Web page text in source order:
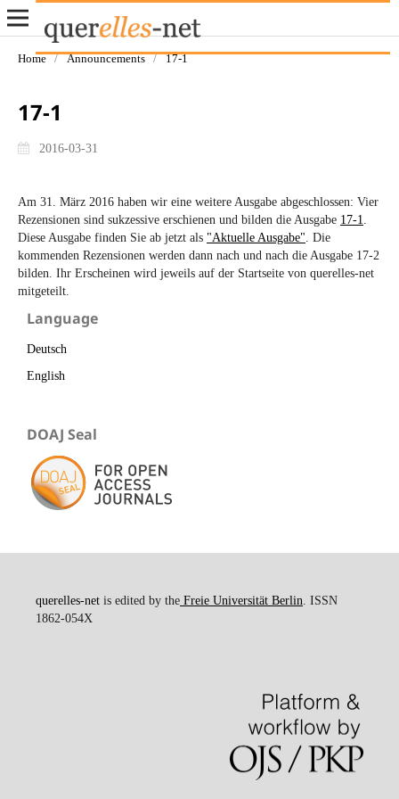
Home / Announcements / 17-1
17-1
2016-03-31
Am 31. März 2016 haben wir eine weitere Ausgabe abgeschlossen: Vier
Rezensionen sind sukzessive erschienen und bilden die Ausgabe 17-1
Diese Ausgabe finden Sie ab jetzt als "Aktuelle Ausgabe" . Die
kommenden Rezensionen werden dann nach und nach die Ausgabe 17-2
bilden. Ihr Erscheinen wird jeweils auf der Startseite von querelles-net
mitgeteilt.
Language
Deutsch
English
DOAJ Seal
querelles-netis edited by theFreie Universität Berlin . ISSN
1862-054X